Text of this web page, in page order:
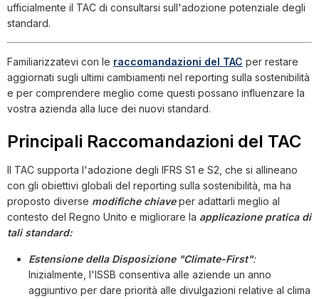
ufficialmente il TAC di consultarsi sull'adozione potenziale degli
standard.
Familiarizzatevi con le raccomandazioni del TAC per restare
aggiornati sugli ultimi cambiamenti nel reporting sulla sostenibilità
e per comprendere meglio come questi possano influenzare la
vostra azienda alla luce dei nuovi standard.
Principali Raccomandazioni del TAC
Il TAC supporta l'adozione degli IFRS S1 e S2, che si allineano
con gli obiettivi globali del reporting sulla sostenibilità, ma ha
proposto diverse modifiche chiaveper adattarli meglio al
contesto del Regno Unito e migliorare la applicazione pratica di
tali standard:
Estensione della Disposizione "Climate-First":
Inizialmente, l'ISSB consentiva alle aziende un anno
aggiuntivo per dare priorità alle divulgazioni relative al clima